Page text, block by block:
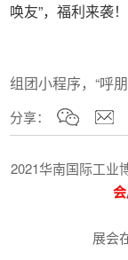
唤友”，福利来袭！
组团小程序，“呼
分享：
2021华南国际工业
展会